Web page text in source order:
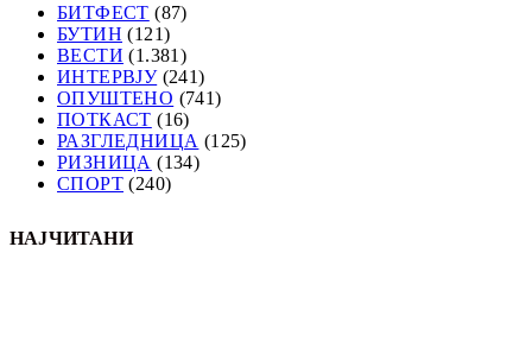
БИТФЕСТ (87)
БУТИН (121)
ВЕСТИ (1.381)
ИНТЕРВЈУ(241)
ОПУШТЕНО (741)
ПОТКАСТ (16)
РАЗГЛЕДНИЦА (125)
РИЗНИЦА (134)
СПОРТ (240)
НАЈЧИТАНИ